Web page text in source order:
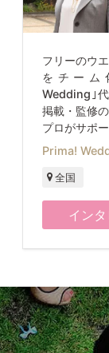
フリーのウ
をチーム
Wedding｣
掲載・監修
プロがサポー
Prima!
全国
イン